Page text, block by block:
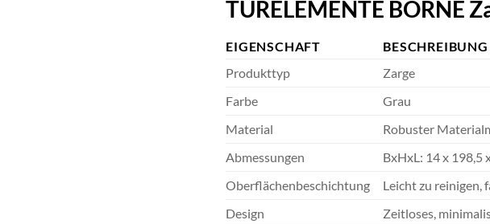
TÜRELEMENTE BORNE
EIGENSCHAFT
BESCHREIBUNG
Produkttyp
Zarge
Farbe
Grau
Material
Robuster
Abmessungen
BxHxL: 14 x 198,5
Oberflächenbeschichtung
Leicht zu reinigen,
Design
Zeitloses,